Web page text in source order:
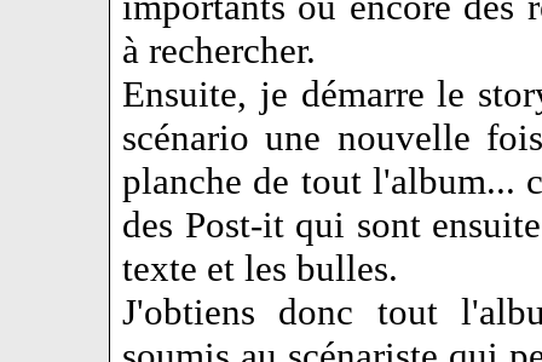
à rechercher.
Ensuite, je démarre le
scénario une nouvelle
planche de tout l'album...
des Post-it qui sont
texte et les bulles.
J'obtiens donc tout